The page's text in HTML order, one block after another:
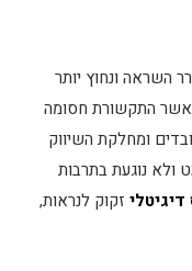
השראה ונחוץ יותר
התקשורת חסומה
ומחלקת השיווק
ולא נוגעת בתרבות
דיגיטלי זקוק לנראות,